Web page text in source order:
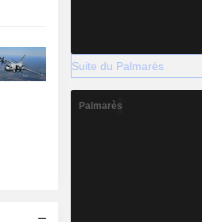
Suite du Palmarès
Palmarès